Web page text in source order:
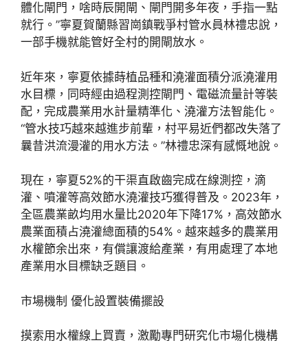
體化閘門，啥時辰開閘、閘門開多年夜，手指一點
就行。”寧夏賀蘭縣習崗鎮戰爭村管水員林禮忠說，
一部手機就能管好全村的開閘放水。
近年來，寧夏依據蒔植品種和澆灌面積分派澆灌用
水目標，同時經由過程測控閘門、電磁流量計等裝
配，完成農業用水計量精準化、澆灌方法智能化。
“管水技巧越來越進步前輩，村平易近們都改失落了
曩昔洪流漫灌的用水方法。”林禮忠深有感慨地說。
現在，寧夏52%的干渠直啟齒完成在線測控，滴
灌、噴灌等高效節水澆灌技巧獲得普及。2023年，
全區農業畝均用水量比2020年下降17%，高效節水
農業面積占澆灌總面積的54%。越來越多的農業用
水權節余出來，有償讓渡給產業，有用處理了本地
產業用水目標缺乏題目。
市場機制 優化設置裝備擺設
摸索用水權線上買賣，激勵專門研究化市場化機構